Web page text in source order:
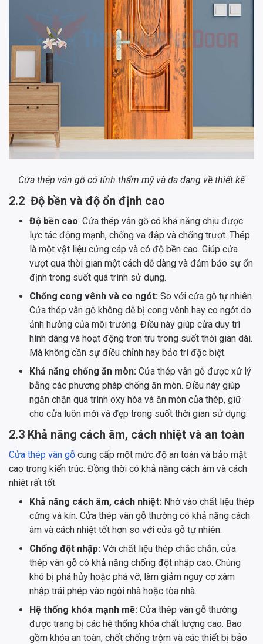
Cửa thép vân gỗ có tính thẩm mỹ và đa dạng về thiết kế
2.2 Độ bền và độ ổn định cao
Độ bền cao: Cửa thép vân gỗ có khả năng chịu được
lực tác động mạnh, chống va đập và chống trượt. Thép
là một vật liệu cứng cáp và có độ bền cao. Giúp cửa
vượt qua thời gian một cách dễ dàng và đảm bảo sự ổn
định trong suốt quá trình sử dụng.
Chống cong vênh và co ngót: So với cửa gỗ tự nhiên.
Cửa thép vân gỗ không dễ bị cong vênh hay co ngót do
ảnh hưởng của môi trường. Điều này giúp cửa duy trì
hình dáng và hoạt động trơn tru trong suốt thời gian dài.
Mà không cần sự điều chỉnh hay bảo trì đặc biệt.
Khả năng chống ăn mòn: Cửa thép vân gỗ được xử lý
bằng các phương pháp chống ăn mòn. Điều này giúp
ngăn chặn quá trình oxy hóa và ăn mòn của thép, giữ
cho cửa luôn mới và đẹp trong suốt thời gian sử dụng.
2.3 Khả năng cách âm, cách nhiệt và an toàn
Cửa thép vân gỗ cung cấp một mức độ an toàn và bảo mật
cao trong kiến trúc. Đồng thời có khả năng cách âm và cách
nhiệt rất tốt.
Khả năng cách âm, cách nhiệt: Nhờ vào chất liệu thép
cứng và kín. Cửa thép vân gỗ thường có khả năng cách
âm và cách nhiệt tốt hơn so với cửa gỗ tự nhiên.
Chống đột nhập: Với chất liệu thép chắc chắn, cửa
thép vân gỗ có khả năng chống đột nhập cao. Chúng
khó bị phá hủy hoặc phá vỡ, làm giảm nguy cơ xâm
nhập trái phép vào ngôi nhà hoặc tòa nhà.
Hệ thống khóa mạnh mẽ: Cửa thép vân gỗ thường
được trang bị các hệ thống khóa chất lượng cao. Bao
gồm khóa an toàn, chốt chống trộm và các thiết bị bảo